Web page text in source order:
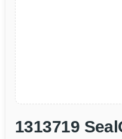
1313719